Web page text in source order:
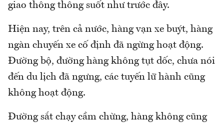
giao thông thông suốt như trước đây.
Hiện nay, trên cả nước, hàng vạn xe buýt, hàng
ngàn chuyến xe cố định đã ngừng hoạt động.
Đường bộ, đường hàng không tụt dốc, chưa nói
đến du lịch đã ngưng, các tuyến lữ hành cũng
không hoạt động.
Đường sắt chạy cầm chừng, hàng không cũng